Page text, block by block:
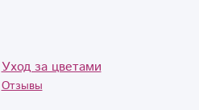
Уход за цветами
Отзывы